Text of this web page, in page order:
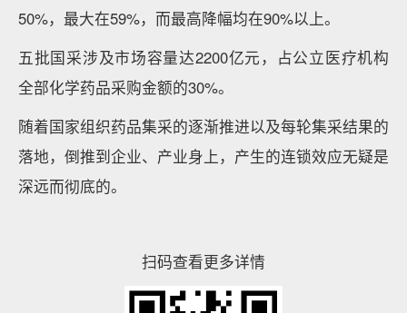
50%，最大在59%，而最高降幅均在90%以上。
五批国采涉及市场容量达2200亿元，占公立医疗机构
全部化学药品采购金额的30%。
随着国家组织药品集采的逐渐推进以及每轮集采结果的
落地，倒推到企业、产业身上，产生的连锁效应无疑是
深远而彻底的。
扫码查看更多详情